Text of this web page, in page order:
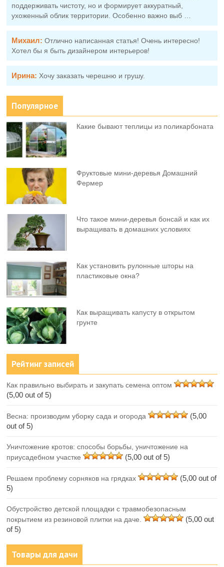
поддерживать чистоту, но и формирует аккуратный,
ухоженный облик территории. Особенно важно выб …
Михаил: Отлично написанная статья! Очень интересно!
Хотел бы я быть дизайнером интерьеров!
Ирина: Хочу заказать черешню и грушу.
Популярное
Какие бывают теплицы из поликарбоната
Фруктовыe мини-деревья Домашний
Фермер
Что такое мини-деревья бонсай и как их
выращивать в домашних условиях
Как установить рулонные шторы на
пластиковые окна?
Как выращивать капусту в открытом
грунте
Рейтинг записей
Как правильно выбирать и закупать семена оптом
(5,00 out of 5)
Весна: производим уборку сада и огорода
(5,00
out of 5)
Уничтожение кротов: способы борьбы, уничтожение на
приусадебном участке
(5,00 out of 5)
Решаем проблему сорняков на грядках
(5,00 out of
5)
Обустройство детской площадки с травмобезопасным
покрытием из резиновой плитки на даче.
(5,00 out
of 5)
Товары для дачи